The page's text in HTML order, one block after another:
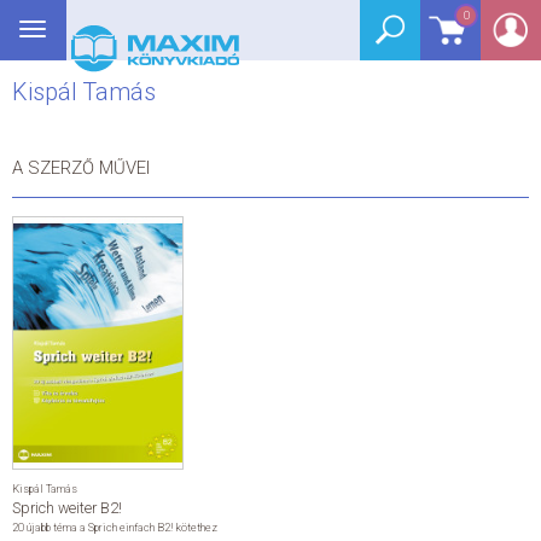
0
Toggle
navigation
Kispál Tamás
A SZERZŐ MŰVEI
Kispál Tamás
Sprich weiter B2!
20 újabb téma a Sprich einfach B2! kötethez
BEJELENTKEZÉS
SEGÉDKÖNYV
GRIMM SZÓTÁR
DREAM KÖNYVEK
E-KÖNYVEK
AKCIÓ
SEGÍTHETEK?
HÍREK